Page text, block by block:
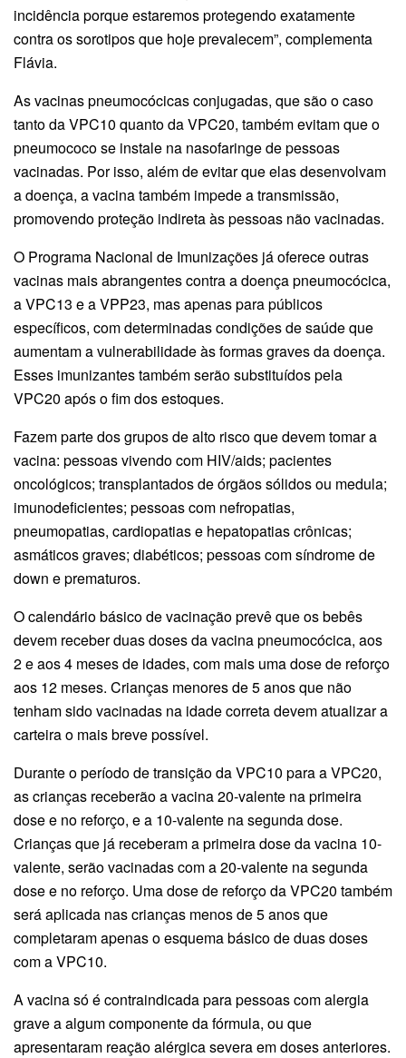
incidência porque estaremos protegendo exatamente
contra os sorotipos que hoje prevalecem”, complementa
Flávia.
As vacinas pneumocócicas conjugadas, que são o caso
tanto da VPC10 quanto da VPC20, também evitam que o
pneumococo se instale na nasofaringe de pessoas
vacinadas. Por isso, além de evitar que elas desenvolvam
a doença, a vacina também impede a transmissão,
promovendo proteção indireta às pessoas não vacinadas.
O Programa Nacional de Imunizações já oferece outras
vacinas mais abrangentes contra a doença pneumocócica,
a VPC13 e a VPP23, mas apenas para públicos
específicos, com determinadas condições de saúde que
aumentam a vulnerabilidade às formas graves da doença.
Esses imunizantes também serão substituídos pela
VPC20 após o fim dos estoques.
Fazem parte dos grupos de alto risco que devem tomar a
vacina: pessoas vivendo com HIV/aids; pacientes
oncológicos; transplantados de órgãos sólidos ou medula;
imunodeficientes; pessoas com nefropatias,
pneumopatias, cardiopatias e hepatopatias crônicas;
asmáticos graves; diabéticos; pessoas com síndrome de
down e prematuros.
O calendário básico de vacinação prevê que os bebês
devem receber duas doses da vacina pneumocócica, aos
2 e aos 4 meses de idades, com mais uma dose de reforço
aos 12 meses. Crianças menores de 5 anos que não
tenham sido vacinadas na idade correta devem atualizar a
carteira o mais breve possível.
Durante o período de transição da VPC10 para a VPC20,
as crianças receberão a vacina 20-valente na primeira
dose e no reforço, e a 10-valente na segunda dose.
Crianças que já receberam a primeira dose da vacina 10-
valente, serão vacinadas com a 20-valente na segunda
dose e no reforço. Uma dose de reforço da VPC20 também
será aplicada nas crianças menos de 5 anos que
completaram apenas o esquema básico de duas doses
com a VPC10.
A vacina só é contraindicada para pessoas com alergia
grave a algum componente da fórmula, ou que
apresentaram reação alérgica severa em doses anteriores.